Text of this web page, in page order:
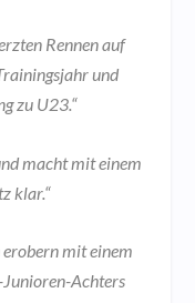
Rennen auf
und
zu U23.“
macht mit einem
klar.“
erobern mit einem
Achters